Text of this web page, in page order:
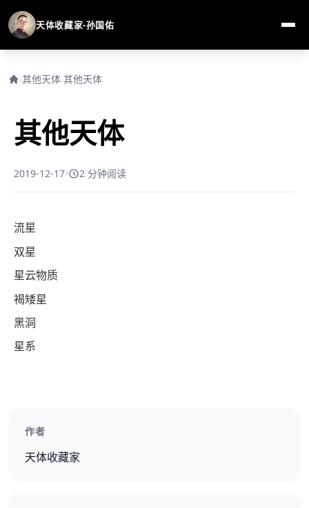
天体收藏家-孙国佑
›其他天体›其他天体
其他天体
2019-12-17• 2 分钟阅读
流星
流星和流星雨基础知识
流星雨观测
目视观测流星雨
流星视频监测
已知流星群
双星
我发现的新双星
星云物质
我发现的行星状星云（新星云）
如何发现新星云
褐矮星
黑洞
星系
作者
天体收藏家